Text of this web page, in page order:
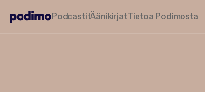
PodcastitÄänikirjatTietoa Podimosta